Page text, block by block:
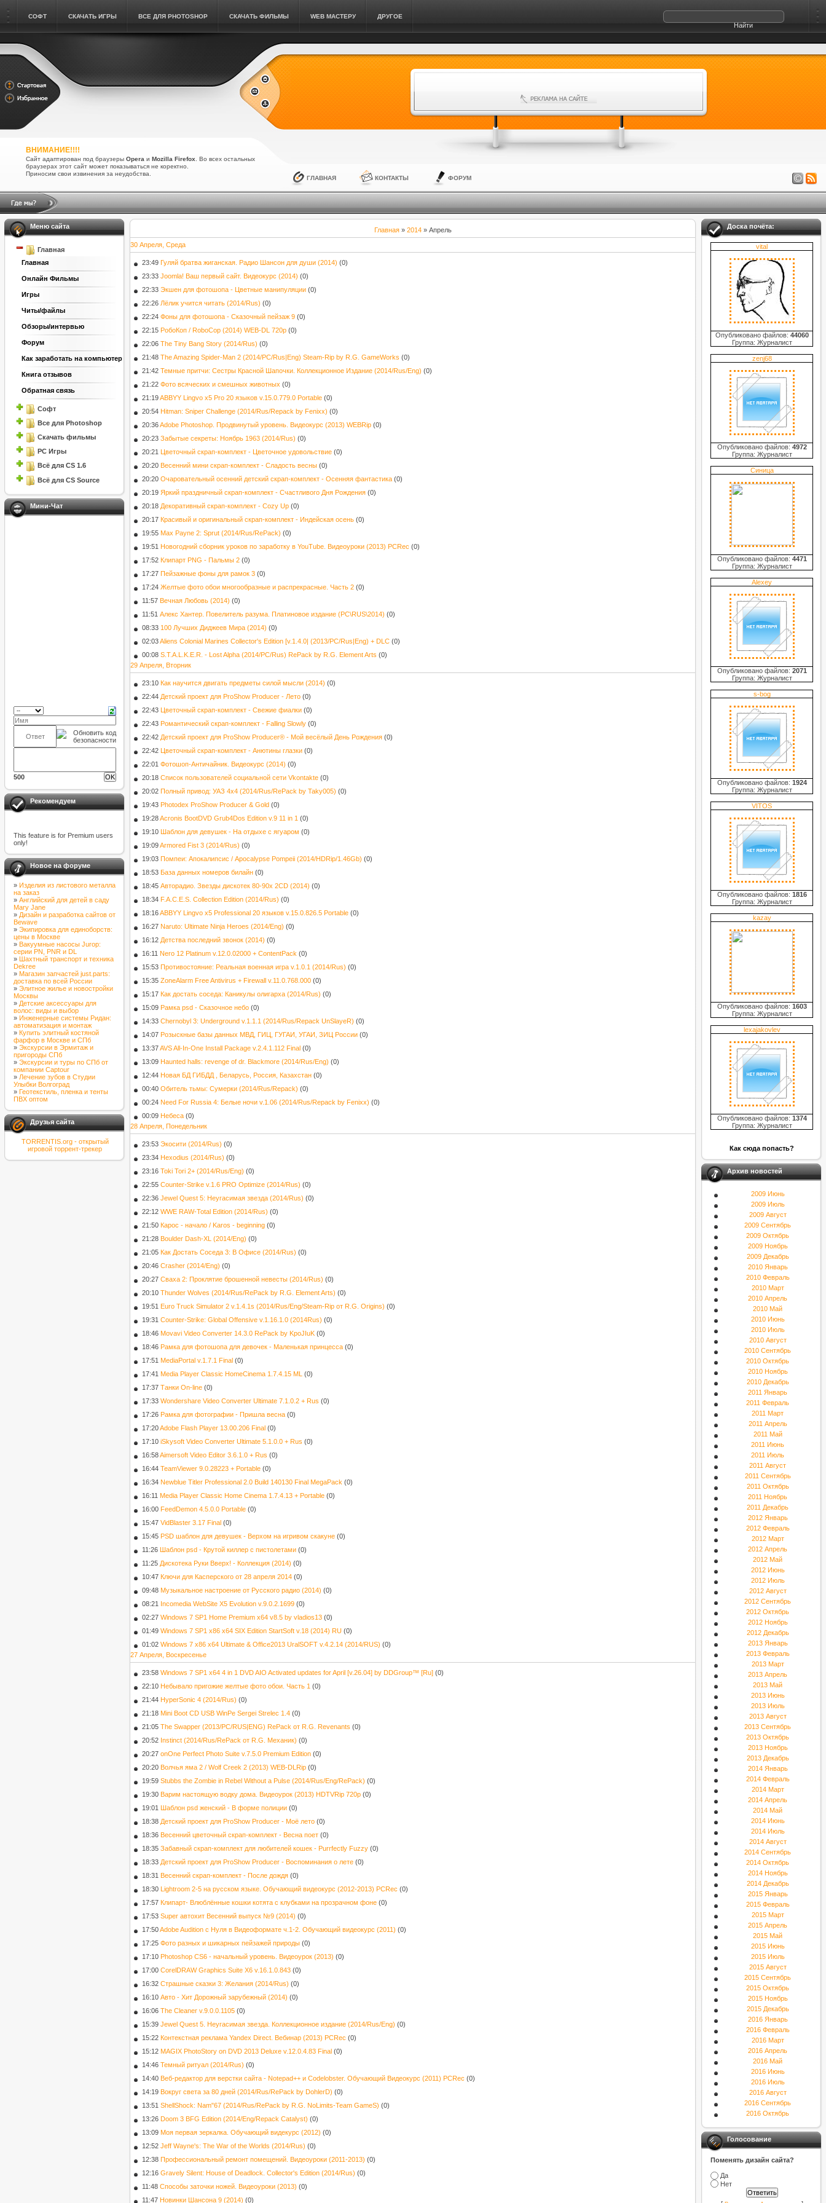
СОФТ СКАЧАТЬ ИГРЫ ВСЕ ДЛЯ PHOTOSHOP СКАЧАТЬ ФИЛЬМЫ WEB МАСТЕРУ ДРУГОЕ
ВНИМАНИЕ!!!!
Сайт адаптирован под браузеры Opera и Mozilla Firefox. Во всех остальных
браузерах этот сайт может показываться не коректно.
Приносим свои извинения за неудобства.
ГЛАВНАЯ КОНТАКТЫ ФОРУМ
Меню сайта
Главная
Главная
Онлайн Фильмы
Игры
Читы/файлы
Обзоры/интервью
Форум
Как заработать на компьютер
Книга отзывов
Обратная связь
Софт
Все для Photoshop
Скачать фильмы
PC Игры
Всё для CS 1.6
Всё для CS Source
Мини-Чат
500
Рекомендуем
This feature is for Premium users
only!
Новое на форуме
» Изделия из листового металла
на заказ
» Английский для детей в саду
Mary Jane
» Дизайн и разработка сайтов от
Bewave
» Экипировка для единоборств:
цены в Москве
» Вакуумные насосы Jurop:
серии PN, PNR и DL
» Шахтный транспорт и техника
Dekree
» Магазин запчастей just.parts:
доставка по всей России
» Элитное жилье и новостройки
Москвы
» Детские аксессуары для
волос: виды и выбор
» Инженерные системы Ридан:
автоматизация и монтаж
» Купить элитный костяной
фарфор в Москве и СПб
» Экскурсии в Эрмитаж и
пригороды СПб
» Экскурсии и туры по СПб от
компании Captour
» Лечение зубов в Студии
Улыбки Волгоград
» Геотекстиль, пленка и тенты
ПВХ оптом
Друзья сайта
TORRENTIS.org - открытый
игровой торрент-трекер
Главная» 2014 » Апрель
30 Апреля, Среда
23:49 Гуляй братва жиганская. Радио Шансон для души (2014) (0)
23:33 Joomla! Ваш первый сайт. Видеокурс (2014) (0)
22:33 Экшен для фотошопа - Цветные манипуляции (0)
22:26 Лёлик учится читать (2014/Rus) (0)
22:24 Фоны для фотошопа - Сказочный пейзаж 9 (0)
22:15 РобоКоп / RoboCop (2014) WEB-DL 720p (0)
22:06 The Tiny Bang Story (2014/Rus) (0)
21:48 The Amazing Spider-Man 2 (2014/PC/Rus|Eng) Steam-Rip by R.G. GameWorks (0)
21:42 Темные притчи: Сестры Красной Шапочки. Коллекционное Издание (2014/Rus/Eng) (0)
21:22 Фото всяческих и cмешных животных (0)
21:19ABBYY Lingvo х5 Pro 20 языков v.15.0.779.0 Portable (0)
20:54 Hitman: Sniper Challenge (2014/Rus/Repack by Fenixx) (0)
20:36Adobe Photoshop. Продвинутый уровень. Видеокурс (2013) WEBRip (0)
20:23 Забытые секреты: Ноябрь 1963 (2014/Rus) (0)
20:21 Цветочный скрап-комплект - Цветочное удовольствие (0)
20:20 Весенний мини скрап-комплект - Сладость весны (0)
20:20 Очаровательный осенний детский скрап-комплект - Осенняя фантастика (0)
20:19 Яркий праздничный скрап-комплект - Счастливого Дня Рождения (0)
20:18 Декоративный скрап-комплект - Cozy Up (0)
20:17 Красивый и оригинальный скрап-комплект - Индейская осень (0)
19:55 Max Payne 2: Sprut (2014/Rus/RePack) (0)
19:51 Новогодний сборник уроков по заработку в YouTube. Видеоуроки (2013) PCRec (0)
17:52 Клипарт PNG - Пальмы 2 (0)
17:27 Пейзажные фоны для рамок 3 (0)
17:24 Желтые фото обои многообразные и распрекрасные. Часть 2 (0)
11:57 Вечная Любовь (2014) (0)
11:51 Алекс Хантер. Повелитель разума. Платиновое издание (PC\RUS\2014) (0)
08:33 100 Лучших Диджеев Мира (2014) (0)
02:03Aliens Colonial Marines Collector's Edition [v.1.4.0| (2013/PC/Rus|Eng) + DLC (0)
00:08 S.T.A.L.K.E.R. - Lost Alpha (2014/PC/Rus) RePack by R.G. Element Arts (0)
29 Апреля, Вторник
23:10 Как научится двигать предметы силой мысли (2014) (0)
22:44 Детский проект для ProShow Producer - Лето (0)
22:43 Цветочный скрап-комплект - Свежие фиалки (0)
22:43 Романтический скрап-комплект - Falling Slowly (0)
22:42 Детский проект для ProShow Producer® - Мой весёлый День Рождения (0)
22:42 Цветочный скрап-комплект - Анютины глазки (0)
22:01 Фотошоп-Античайник. Видеокурс (2014) (0)
20:18 Список пользователей социальной сети Vkontakte (0)
20:02 Полный привод: УАЗ 4x4 (2014/Rus/RePack by Taky005) (0)
19:43 Photodex ProShow Producer & Gold (0)
19:28Acronis BootDVD Grub4Dos Edition v.9 11 in 1 (0)
19:10 Шаблон для девушек - На отдыхе с ягуаром (0)
19:09Armored Fist 3 (2014/Rus) (0)
19:03 Помпеи: Апокалипсис / Apocalypse Pompeii (2014/HDRip/1.46Gb) (0)
18:53 База данных номеров билайн (0)
18:45 Авторадио. Звезды дискотек 80-90х 2CD (2014) (0)
18:34 F.A.C.E.S. Collection Edition (2014/Rus) (0)
18:16ABBYY Lingvo х5 Professional 20 языков v.15.0.826.5 Portable (0)
16:27 Naruto: Ultimate Ninja Heroes (2014/Eng) (0)
16:12 Детства последний звонок (2014) (0)
16:11 Nero 12 Platinum v.12.0.02000 + ContentPack (0)
15:53 Противостояние: Реальная военная игра v.1.0.1 (2014/Rus) (0)
15:35 ZoneAlarm Free Antivirus + Firewall v.11.0.768.000 (0)
15:17 Как достать соседа: Каникулы олигарха (2014/Rus) (0)
15:09 Рамка psd - Сказочное небо (0)
14:33 Chernobyl 3: Underground v.1.1.1 (2014/Rus/Repack UnSlayeR) (0)
14:07 Розыскные базы данных МВД, ГИЦ, ГУГАИ, УГАИ, ЗИЦ России (0)
13:37AVS All-In-One Install Package v.2.4.1.112 Final (0)
13:09 Haunted halls: revenge of dr. Blackmore (2014/Rus/Eng) (0)
12:44 Новая БД ГИБДД , Беларусь, Россия, Казахстан (0)
00:40 Обитель тьмы: Сумерки (2014/Rus/Repack) (0)
00:24 Need For Russia 4: Белые ночи v.1.06 (2014/Rus/Repack by Fenixx) (0)
00:09 Небеса (0)
28 Апреля, Понедельник
23:53 Экосити (2014/Rus) (0)
23:34 Hexodius (2014/Rus) (0)
23:16 Toki Tori 2+ (2014/Rus/Eng) (0)
22:55 Counter-Strike v.1.6 PRO Optimize (2014/Rus) (0)
22:36 Jewel Quest 5: Неугасимая звезда (2014/Rus) (0)
22:12 WWE RAW-Total Edition (2014/Rus) (0)
21:50 Карос - начало / Karos - beginning (0)
21:28 Boulder Dash-XL (2014/Eng) (0)
21:05 Как Достать Соседа 3: В Офисе (2014/Rus) (0)
20:46 Crasher (2014/Eng) (0)
20:27 Сваха 2: Проклятие брошенной невесты (2014/Rus) (0)
20:10 Thunder Wolves (2014/Rus/RePack by R.G. Element Arts) (0)
19:51 Euro Truck Simulator 2 v.1.4.1s (2014/Rus/Eng/Steam-Rip от R.G. Origins) (0)
19:31 Counter-Strike: Global Offensive v.1.16.1.0 (2014Rus) (0)
18:46 Movavi Video Converter 14.3.0 RePack by KpoJIuK (0)
18:46 Рамка для фотошопа для девочек - Маленькая принцесса (0)
17:51 MediaPortal v.1.7.1 Final (0)
17:41 Media Player Classic HomeCinema 1.7.4.15 ML (0)
17:37 Танки On-line (0)
17:33 Wondershare Video Converter Ultimate 7.1.0.2 + Rus (0)
17:26 Рамка для фотографии - Пришла весна (0)
17:20Adobe Flash Player 13.00.206 Final (0)
17:10 iSkysoft Video Converter Ultimate 5.1.0.0 + Rus (0)
16:58Aimersoft Video Editor 3.6.1.0 + Rus (0)
16:44 TeamViewer 9.0.28223 + Portable (0)
16:34 Newblue Titler Professional 2.0 Build 140130 Final MegaPack (0)
16:11 Media Player Classic Home Cinema 1.7.4.13 + Portable (0)
16:00 FeedDemon 4.5.0.0 Portable (0)
15:47 VidBlaster 3.17 Final (0)
15:45 PSD шаблон для девушек - Верхом на игривом скакуне (0)
11:26 Шаблон psd - Крутой киллер с пистолетами (0)
11:25 Дискотека Руки Вверх! - Коллекция (2014) (0)
10:47 Ключи для Касперского от 28 апреля 2014 (0)
09:48 Музыкальное настроение от Русского радио (2014) (0)
08:21 Incomedia WebSite X5 Evolution v.9.0.2.1699 (0)
02:27 Windows 7 SP1 Home Premium x64 v8.5 by vladios13 (0)
01:49 Windows 7 SP1 x86 x64 SIX Edition StartSoft v.18 (2014) RU (0)
01:02 Windows 7 x86 x64 Ultimate & Office2013 UralSOFT v.4.2.14 (2014/RUS) (0)
27 Апреля, Воскресенье
23:58 Windows 7 SP1 x64 4 in 1 DVD AIO Activated updates for April [v.26.04] by DDGroup™ [Ru] (0)
22:10 Небывало пригожие желтые фото обои. Часть 1 (0)
21:44 HyperSonic 4 (2014/Rus) (0)
21:18 Mini Boot CD USB WinPe Sergei Strelec 1.4 (0)
21:05 The Swapper (2013/PC/RUS|ENG) RePack от R.G. Revenants (0)
20:52 Instinct (2014/Rus/RePack от R.G. Механик) (0)
20:27 onOne Perfect Photo Suite v.7.5.0 Premium Edition (0)
20:20 Волчья яма 2 / Wolf Creek 2 (2013) WEB-DLRip (0)
19:59 Stubbs the Zombie in Rebel Without a Pulse (2014/Rus/Eng/RePack) (0)
19:30 Варим настоящую водку дома. Видеоурок (2013) HDTVRip 720p (0)
19:01 Шаблон psd женский - В форме полиции (0)
18:38 Детский проект для ProShow Producer - Моё лето (0)
18:36 Весенний цветочный скрап-комплект - Весна поет (0)
18:35 Забавный скрап-комплект для любителей кошек - Purrfectly Fuzzy (0)
18:33 Детский проект для ProShow Producer - Воспоминания о лете (0)
18:31 Весенний скрап-комплект - После дождя (0)
18:30 Lightroom 2-5 на русском языке. Обучающий видеокурс (2012-2013) PCRec (0)
17:57 Клипарт- Влюблённые кошки котята с клубками на прозрачном фоне (0)
17:53 Super автохит Весенний выпуск №9 (2014) (0)
17:50Adobe Audition с Нуля в Видеоформате ч.1-2. Обучающий видеокурс (2011) (0)
17:25 Фото разных и шикарных пейзажей природы (0)
17:10 Photoshop CS6 - начальный уровень. Видеоурок (2013) (0)
17:00 CorelDRAW Graphics Suite X6 v.16.1.0.843 (0)
16:32 Страшные сказки 3: Желания (2014/Rus) (0)
16:10 Авто - Хит Дорожный зарубежный (2014) (0)
16:06 The Cleaner v.9.0.0.1105 (0)
15:39 Jewel Quest 5. Неугасимая звезда. Коллекционное издание (2014/Rus/Eng) (0)
15:22 Контекстная реклама Yandex Direct. Вебинар (2013) PCRec (0)
15:12 MAGIX PhotoStory on DVD 2013 Deluxe v.12.0.4.83 Final (0)
14:46 Темный ритуал (2014/Rus) (0)
14:40 Веб-редактор для верстки сайта - Notepad++ и Codelobster. Обучающий Видеокурс (2011) PCRec (0)
14:19 Вокруг света за 80 дней (2014/Rus/RePack by DohlerD) (0)
13:51 ShellShock: Nam"67 (2014/Rus/RePack by R.G. NoLimits-Team GameS) (0)
13:26 Doom 3 BFG Edition (2014/Eng/Repack Catalyst) (0)
13:09 Моя первая зеркалка. Обучающий видекурс (2012) (0)
12:52 Jeff Wayne's: The War of the Worlds (2014/Rus) (0)
12:38 Профессиональный ремонт помещений. Видеоуроки (2011-2013) (0)
12:16 Gravely Silent: House of Deadlock. Collector's Edition (2014/Rus) (0)
11:48 Способы заточки ножей. Видеоуроки (2013) (0)
11:47 Новинки Шансона 9 (2014) (0)
Доска почёта:
vital
Опубликовано файлов: 44060
Группа: Журналист
zenj68
Опубликовано файлов: 4972
Группа: Журналист
Синица
Опубликовано файлов: 4471
Группа: Журналист
Alexey
Опубликовано файлов: 2071
Группа: Журналист
s-bog
Опубликовано файлов: 1924
Группа: Журналист
VITOS
Опубликовано файлов: 1816
Группа: Журналист
kazay
Опубликовано файлов: 1603
Группа: Журналист
lexajakovlev
Опубликовано файлов: 1374
Группа: Журналист
Как сюда попасть?
Архив новостей
2009 Июнь
2009 Июль
2009 Август
2009 Сентябрь
2009 Октябрь
2009 Ноябрь
2009 Декабрь
2010 Январь
2010 Февраль
2010 Март
2010 Апрель
2010 Май
2010 Июнь
2010 Июль
2010 Август
2010 Сентябрь
2010 Октябрь
2010 Ноябрь
2010 Декабрь
2011 Январь
2011 Февраль
2011 Март
2011 Апрель
2011 Май
2011 Июнь
2011 Июль
2011 Август
2011 Сентябрь
2011 Октябрь
2011 Ноябрь
2011 Декабрь
2012 Январь
2012 Февраль
2012 Март
2012 Апрель
2012 Май
2012 Июнь
2012 Июль
2012 Август
2012 Сентябрь
2012 Октябрь
2012 Ноябрь
2012 Декабрь
2013 Январь
2013 Февраль
2013 Март
2013 Апрель
2013 Май
2013 Июнь
2013 Июль
2013 Август
2013 Сентябрь
2013 Октябрь
2013 Ноябрь
2013 Декабрь
2014 Январь
2014 Февраль
2014 Март
2014 Апрель
2014 Май
2014 Июнь
2014 Июль
2014 Август
2014 Сентябрь
2014 Октябрь
2014 Ноябрь
2014 Декабрь
2015 Январь
2015 Февраль
2015 Март
2015 Апрель
2015 Май
2015 Июнь
2015 Июль
2015 Август
2015 Сентябрь
2015 Октябрь
2015 Ноябрь
2015 Декабрь
2016 Январь
2016 Февраль
2016 Март
2016 Апрель
2016 Май
2016 Июнь
2016 Июль
2016 Август
2016 Сентябрь
2016 Октябрь
Голосование
Поменять дизайн сайта?
Да
Нет